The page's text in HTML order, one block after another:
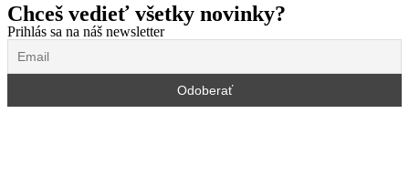
Chceš vedieť všetky novinky?
Prihlás sa na náš newsletter